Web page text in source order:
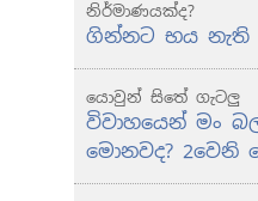
නිර්මාණයක්ද?
ගින්නට භය නැති
යොවුන් සිතේ ගැටලු
විවාහයෙන් මං
මොනවද? 2වෙනි